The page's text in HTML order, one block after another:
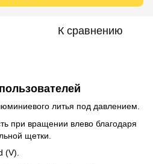
К сравнению
литья под давлением.
при вращении влево благодаря
щетки.
(V).